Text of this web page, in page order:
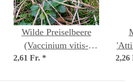
Wilde Preiselbeere
(Vaccinium vitis-
idaea) Bio Saatgut
2,61 Fr. *